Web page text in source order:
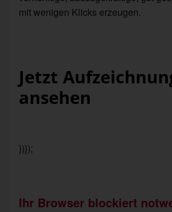
mit wenigen Klicks erzeugen.
Jetzt
ansehen
})});
Ihr Browser blockiert